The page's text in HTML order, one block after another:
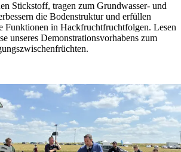
Stickstoff, tragen zum Grundwasser- und
die Bodenstruktur und erfüllen
Funktionen in Hackfruchtfruchtfolgen. Lesen
unseres Demonstrationsvorhabens zum